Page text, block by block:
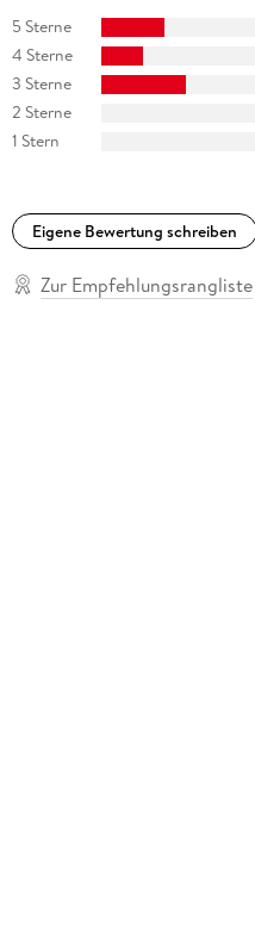
5 Sterne
4 Sterne
3 Sterne
2 Sterne
1 Stern
Eigene Bewertung schreiben
Zur Empfehlungsrangliste